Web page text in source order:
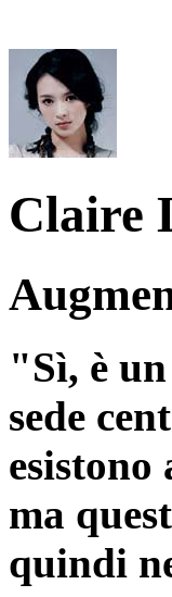
Claire
"Sì, è
sede
esistono
ma
quindi